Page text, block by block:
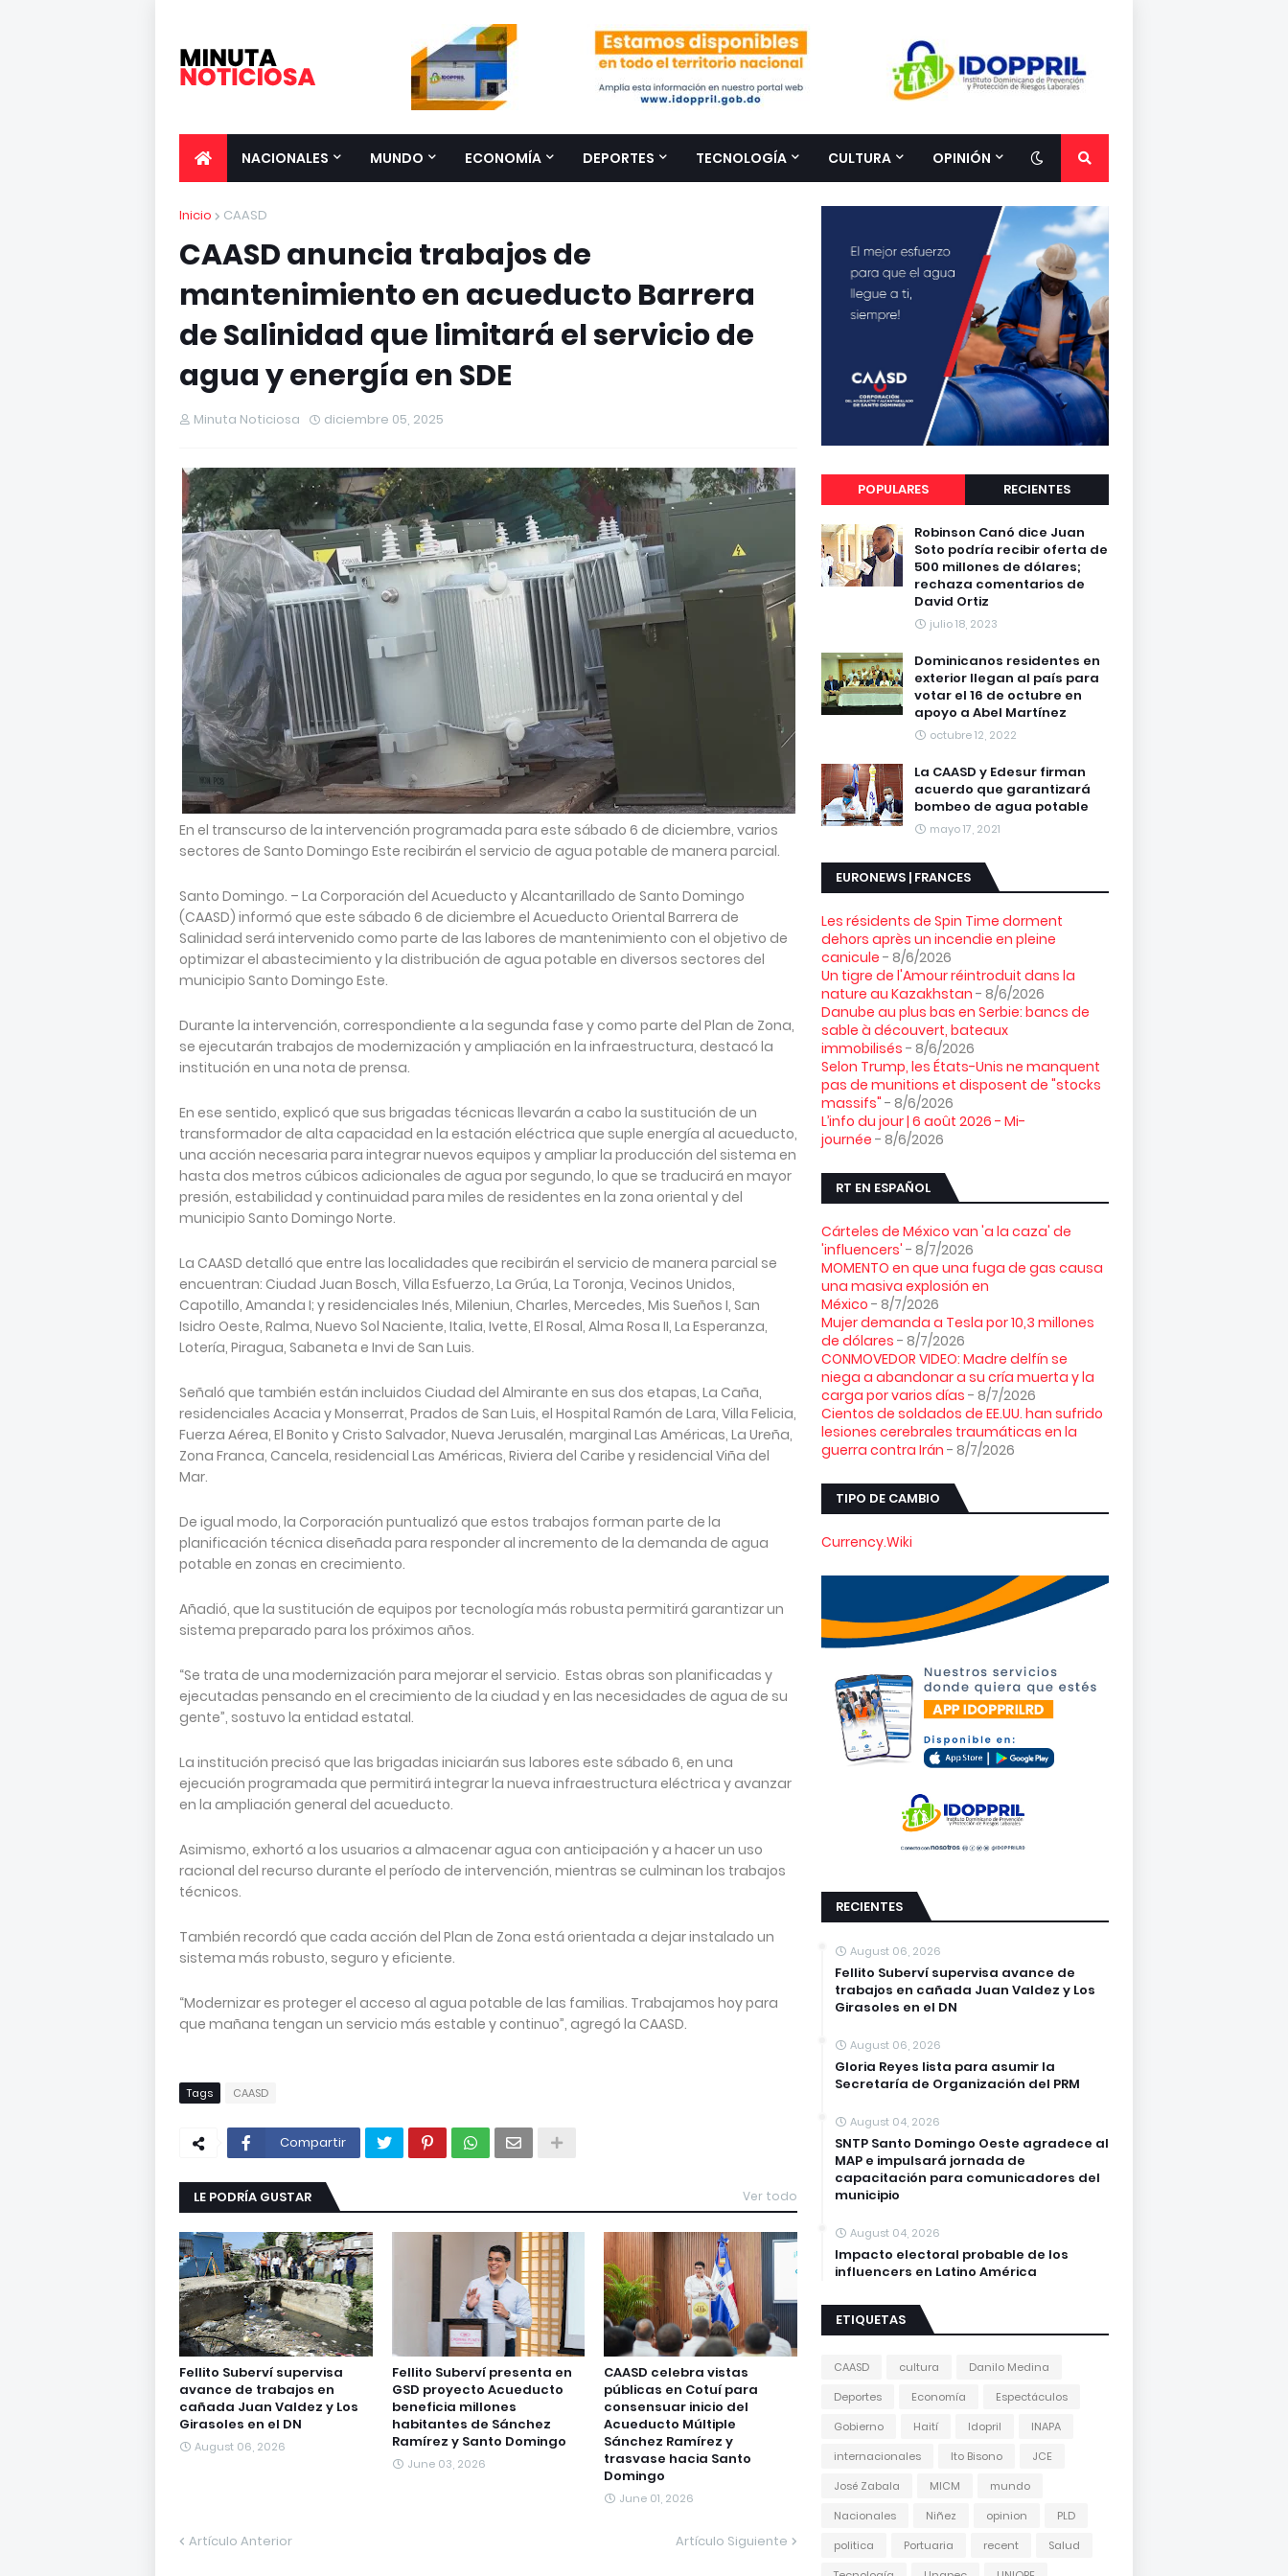
NACIONALES MUNDO ECONOMÍA DEPORTES TECNOLOGÍA CULTURA OPINIÓN
Inicio CAASD
CAASD anuncia trabajos de
mantenimiento en acueducto Barrera
de Salinidad que limitará el servicio de
agua y energía en SDE
Minuta Noticiosa diciembre 05, 2025
En el transcurso de la intervención programada para este sábado 6 de diciembre, varios
sectores de Santo Domingo Este recibirán el servicio de agua potable de manera parcial.
Santo Domingo. – La Corporación del Acueducto y Alcantarillado de Santo Domingo
(CAASD) informó que este sábado 6 de diciembre el Acueducto Oriental Barrera de
Salinidad será intervenido como parte de las labores de mantenimiento con el objetivo de
optimizar el abastecimiento y la distribución de agua potable en diversos sectores del
municipio Santo Domingo Este.
Durante la intervención, correspondiente a la segunda fase y como parte del Plan de Zona,
se ejecutarán trabajos de modernización y ampliación en la infraestructura, destacó la
institución en una nota de prensa.
En ese sentido, explicó que sus brigadas técnicas llevarán a cabo la sustitución de un
transformador de alta capacidad en la estación eléctrica que suple energía al acueducto,
una acción necesaria para integrar nuevos equipos y ampliar la producción del sistema en
hasta dos metros cúbicos adicionales de agua por segundo, lo que se traducirá en mayor
presión, estabilidad y continuidad para miles de residentes en la zona oriental y del
municipio Santo Domingo Norte.
La CAASD detalló que entre las localidades que recibirán el servicio de manera parcial se
encuentran: Ciudad Juan Bosch, Villa Esfuerzo, La Grúa, La Toronja, Vecinos Unidos,
Capotillo, Amanda I; y residenciales Inés, Mileniun, Charles, Mercedes, Mis Sueños I, San
Isidro Oeste, Ralma, Nuevo Sol Naciente, Italia, Ivette, El Rosal, Alma Rosa II, La Esperanza,
Lotería, Piragua, Sabaneta e Invi de San Luis.
Señaló que también están incluidos Ciudad del Almirante en sus dos etapas, La Caña,
residenciales Acacia y Monserrat, Prados de San Luis, el Hospital Ramón de Lara, Villa Felicia,
Fuerza Aérea, El Bonito y Cristo Salvador, Nueva Jerusalén, marginal Las Américas, La Ureña,
Zona Franca, Cancela, residencial Las Américas, Riviera del Caribe y residencial Viña del
Mar.
De igual modo, la Corporación puntualizó que estos trabajos forman parte de la
planificación técnica diseñada para responder al incremento de la demanda de agua
potable en zonas en crecimiento.
Añadió, que la sustitución de equipos por tecnología más robusta permitirá garantizar un
sistema preparado para los próximos años.
“Se trata de una modernización para mejorar el servicio. Estas obras son planificadas y
ejecutadas pensando en el crecimiento de la ciudad y en las necesidades de agua de su
gente”, sostuvo la entidad estatal.
La institución precisó que las brigadas iniciarán sus labores este sábado 6, en una
ejecución programada que permitirá integrar la nueva infraestructura eléctrica y avanzar
en la ampliación general del acueducto.
Asimismo, exhortó a los usuarios a almacenar agua con anticipación y a hacer un uso
racional del recurso durante el período de intervención, mientras se culminan los trabajos
técnicos.
También recordó que cada acción del Plan de Zona está orientada a dejar instalado un
sistema más robusto, seguro y eficiente.
“Modernizar es proteger el acceso al agua potable de las familias. Trabajamos hoy para
que mañana tengan un servicio más estable y continuo”, agregó la CAASD.
Tags CAASD
Compartir
LE PODRÍA GUSTAR Ver todo
Fellito Suberví supervisa
avance de trabajos en
cañada Juan Valdez y Los
Girasoles en el DN
August 06, 2026
Fellito Suberví presenta en
GSD proyecto Acueducto
beneficia millones
habitantes de Sánchez
Ramírez y Santo Domingo
June 03, 2026
CAASD celebra vistas
públicas en Cotuí para
consensuar inicio del
Acueducto Múltiple
Sánchez Ramírez y
trasvase hacia Santo
Domingo
June 01, 2026
Artículo Anterior Artículo Siguiente
POPULARES RECIENTES
Robinson Canó dice Juan
Soto podría recibir oferta de
500 millones de dólares;
rechaza comentarios de
David Ortiz
julio 18, 2023
Dominicanos residentes en
exterior llegan al país para
votar el 16 de octubre en
apoyo a Abel Martínez
octubre 12, 2022
La CAASD y Edesur firman
acuerdo que garantizará
bombeo de agua potable
mayo 17, 2021
EURONEWS | FRANCES
Les résidents de Spin Time dorment
dehors après un incendie en pleine
canicule - 8/6/2026
Un tigre de l'Amour réintroduit dans la
nature au Kazakhstan - 8/6/2026
Danube au plus bas en Serbie: bancs de
sable à découvert, bateaux
immobilisés - 8/6/2026
Selon Trump, les États-Unis ne manquent
pas de munitions et disposent de "stocks
massifs" - 8/6/2026
L’info du jour | 6 août 2026 - Mi-
journée - 8/6/2026
RT EN ESPAÑOL
Cárteles de México van 'a la caza' de
'influencers' - 8/7/2026
MOMENTO en que una fuga de gas causa
una masiva explosión en
México - 8/7/2026
Mujer demanda a Tesla por 10,3 millones
de dólares - 8/7/2026
CONMOVEDOR VIDEO: Madre delfín se
niega a abandonar a su cría muerta y la
carga por varios días - 8/7/2026
Cientos de soldados de EE.UU. han sufrido
lesiones cerebrales traumáticas en la
guerra contra Irán - 8/7/2026
TIPO DE CAMBIO
Currency.Wiki
RECIENTES
August 06, 2026
Fellito Suberví supervisa avance de
trabajos en cañada Juan Valdez y Los
Girasoles en el DN
August 06, 2026
Gloria Reyes lista para asumir la
Secretaría de Organización del PRM
August 04, 2026
SNTP Santo Domingo Oeste agradece al
MAP e impulsará jornada de
capacitación para comunicadores del
municipio
August 04, 2026
Impacto electoral probable de los
influencers en Latino América
ETIQUETAS
CAASD cultura
Danilo Medina
Deportes
Economía
Espectáculos
Gobierno
Haití Idopril
INAPA
internacionales
Ito Bisono
JCE
José Zabala
MICM
mundo
Nacionales
Niñez opinion
PLD
politica
Portuaria recent
Salud